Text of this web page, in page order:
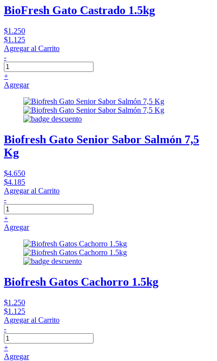
BioFresh Gato Castrado 1.5kg
$1.250
$1.125
Agregar al Carrito
-
+
Agregar
Biofresh Gato Senior Sabor Salmón 7,5
Kg
$4.650
$4.185
Agregar al Carrito
-
+
Agregar
Biofresh Gatos Cachorro 1.5kg
$1.250
$1.125
Agregar al Carrito
-
+
Agregar